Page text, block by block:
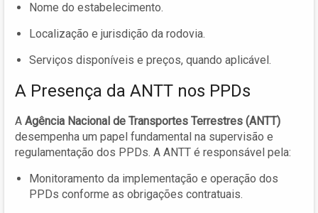
Nome do estabelecimento.
Localização e jurisdição da rodovia.
Serviços disponíveis e preços, quando aplicável.
A Presença da ANTT nos PPDs
A Agência Nacional de Transportes Terrestres (ANTT)
desempenha um papel fundamental na supervisão e
regulamentação dos PPDs. A ANTT é responsável pela:
Monitoramento da implementação e operação dos
PPDs conforme as obrigações contratuais.